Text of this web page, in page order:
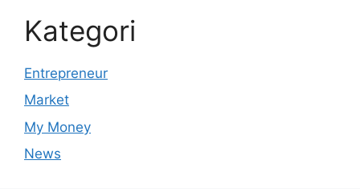
Kategori
Entrepreneur
Market
My Money
News